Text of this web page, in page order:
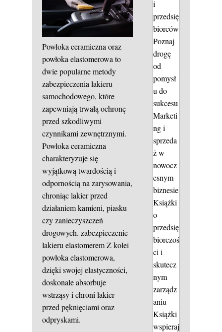
Powłoka ceramiczna oraz
powłoka elastomerowa to
dwie popularne metody
zabezpieczenia lakieru
samochodowego, które
zapewniają trwałą ochronę
przed szkodliwymi
czynnikami zewnętrznymi.
Powłoka ceramiczna
charakteryzuje się
wyjątkową twardością i
odpornością na zarysowania,
chroniąc lakier przed
działaniem kamieni, piasku
czy zanieczyszczeń
drogowych. zabezpieczenie
lakieru elastomeremZ kolei
powłoka elastomerowa,
dzięki swojej elastyczności,
doskonale absorbuje
wstrząsy i chroni lakier
przed pęknięciami oraz
odpryskami.
i
przedsię
biorców
Poznaj
drogę
od
pomysł
u do
sukcesu
Marketi
ng i
sprzeda
ż w
nowocz
esnym
biznesie
Książki
o
przedsię
biorczoś
ci i
skutecz
nym
zarządz
aniu
Książki
wspieraj